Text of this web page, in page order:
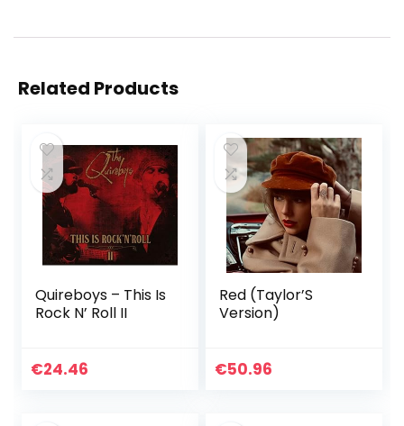
Related Products
Quireboys – This Is
Rock N’ Roll II
€24.46
Red (Taylor’S
Version)
€50.96